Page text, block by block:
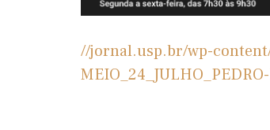
//jornal.usp.br/wp-